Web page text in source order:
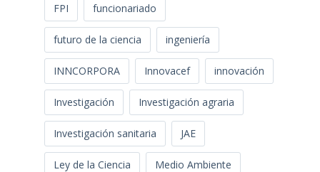
FPI funcionariado
futuro de la ciencia ingeniería
INNCORPORA Innovacef innovación
Investigación Investigación agraria
Investigación sanitaria JAE
Ley de la Ciencia Medio Ambiente